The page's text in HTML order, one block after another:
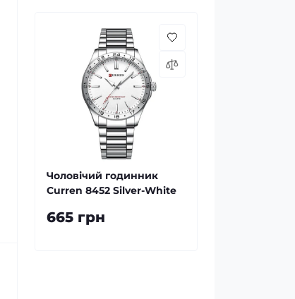
Чоловічий годинник
Curren 8452 Silver-White
665 грн